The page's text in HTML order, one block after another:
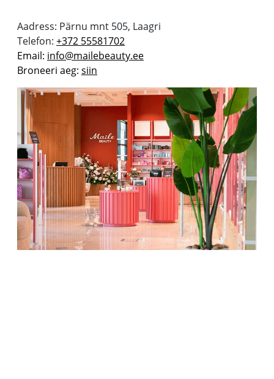
Aadress: Pärnu mnt 505, Laagri
Telefon: +372 55581702
Email: info@mailebeauty.ee
Broneeri aeg: siin